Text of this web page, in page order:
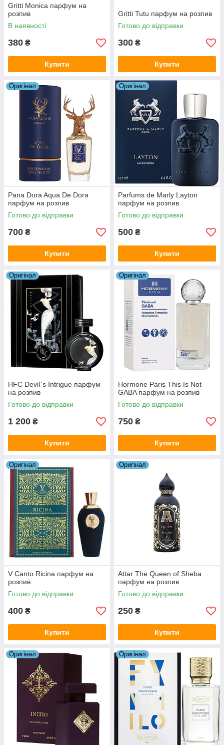
Gritti Monica парфум на
розпив
В наявності
380 ₴
Купити
Gritti Tutu парфум на розпив
Готово до відправки
300 ₴
Купити
Оригiнал
Pana Dora Aqua De Dora
парфум на розпив
Готово до відправки
700 ₴
Купити
Оригiнал
Parfums de Marly Layton
парфум на розпив
Готово до відправки
500 ₴
Купити
Оригiнал
HFC Devil`s Intrigue парфум
на розпив
Готово до відправки
1 200 ₴
Купити
Оригiнал
Hormone Paris This Is Not
GABA парфум на розпив
Готово до відправки
750 ₴
Купити
Оригiнал
V Canto Ricina парфум на
розпив
Готово до відправки
400 ₴
Купити
Оригiнал
Attar The Queen of Sheba
парфум на розпив
Готово до відправки
250 ₴
Купити
Оригiнал Оригiнал